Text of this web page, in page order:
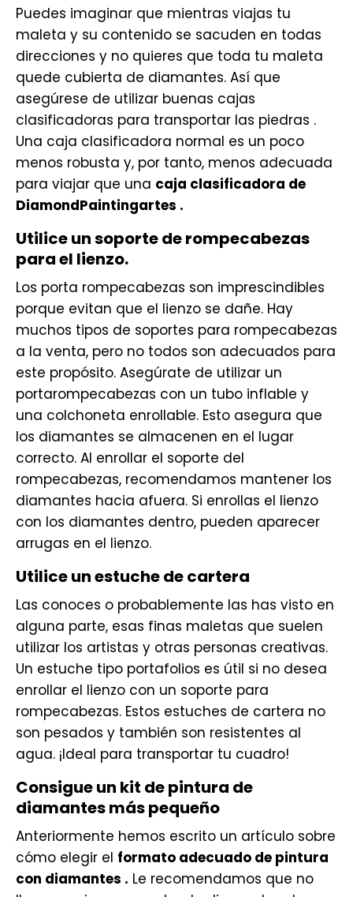
Puedes imaginar que mientras viajas tu
maleta y su contenido se sacuden en todas
direcciones y no quieres que toda tu maleta
quede cubierta de diamantes. Así que
asegúrese de utilizar buenas cajas
clasificadoras para transportar las piedras .
Una caja clasificadora normal es un poco
menos robusta y, por tanto, menos adecuada
para viajar que una caja clasificadora de
DiamondPaintingartes .
Utilice un soporte de rompecabezas
para el lienzo.
Los porta rompecabezas son imprescindibles
porque evitan que el lienzo se dañe. Hay
muchos tipos de soportes para rompecabezas
a la venta, pero no todos son adecuados para
este propósito. Asegúrate de utilizar un
portarompecabezas con un tubo inflable y
una colchoneta enrollable. Esto asegura que
los diamantes se almacenen en el lugar
correcto. Al enrollar el soporte del
rompecabezas, recomendamos mantener los
diamantes hacia afuera. Si enrollas el lienzo
con los diamantes dentro, pueden aparecer
arrugas en el lienzo.
Utilice un estuche de cartera
Las conoces o probablemente las has visto en
alguna parte, esas finas maletas que suelen
utilizar los artistas y otras personas creativas.
Un estuche tipo portafolios es útil si no desea
enrollar el lienzo con un soporte para
rompecabezas. Estos estuches de cartera no
son pesados ​​y también son resistentes al
agua. ¡Ideal para transportar tu cuadro!
Consigue un kit de pintura de
diamantes más pequeño
Anteriormente hemos escrito un artículo sobre
cómo elegir el formato adecuado de pintura
con diamantes . Le recomendamos que no